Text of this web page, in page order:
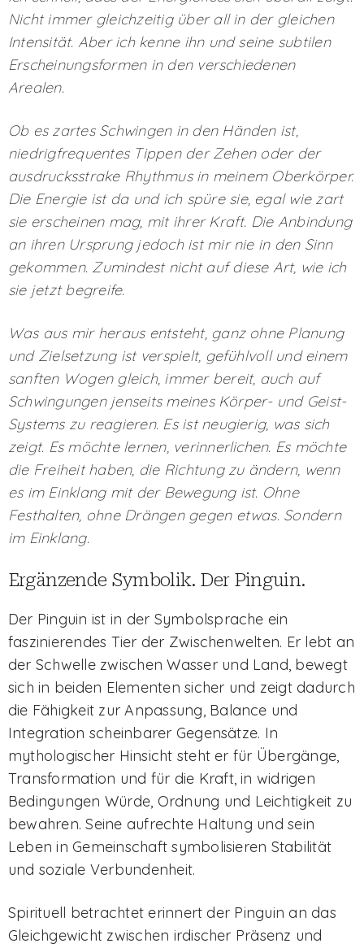
Nicht immer gleichzeitig über all in der gleichen
Intensität. Aber ich kenne ihn und seine subtilen
Erscheinungsformen in den verschiedenen
Arealen.
Ob es zartes Schwingen in den Händen ist,
niedrigfrequentes Tippen der Zehen oder der
ausdrucksstrake Rhythmus in meinem Oberkörper.
Die Energie ist da und ich spüre sie, egal wie zart
sie erscheinen mag, mit ihrer Kraft. Die Anbindung
an ihren Ursprung jedoch ist mir nie in den Sinn
gekommen. Zumindest nicht auf diese Art, wie ich
sie jetzt begreife.
Was aus mir heraus entsteht, ganz ohne Planung
und Zielsetzung ist verspielt, gefühlvoll und einem
sanften Wogen gleich, immer bereit, auch auf
Schwingungen jenseits meines Körper- und Geist-
Systems zu reagieren. Es ist neugierig, was sich
zeigt. Es möchte lernen, verinnerlichen. Es möchte
die Freiheit haben, die Richtung zu ändern, wenn
es im Einklang mit der Bewegung ist. Ohne
Festhalten, ohne Drängen gegen etwas. Sondern
im Einklang.
Ergänzende Symbolik. Der Pinguin.
Der Pinguin ist in der Symbolsprache ein
faszinierendes Tier der Zwischenwelten. Er lebt an
der Schwelle zwischen Wasser und Land, bewegt
sich in beiden Elementen sicher und zeigt dadurch
die Fähigkeit zur Anpassung, Balance und
Integration scheinbarer Gegensätze. In
mythologischer Hinsicht steht er für Übergänge,
Transformation und für die Kraft, in widrigen
Bedingungen Würde, Ordnung und Leichtigkeit zu
bewahren. Seine aufrechte Haltung und sein
Leben in Gemeinschaft symbolisieren Stabilität
und soziale Verbundenheit.
Spirituell betrachtet erinnert der Pinguin an das
Gleichgewicht zwischen irdischer Präsenz und